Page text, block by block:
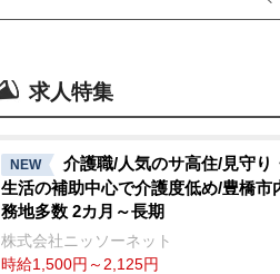
求人特集
NEW
介護職/人気のサ高住/見守り
生活の補助中心で介護度低め/豊橋市
務地多数 2カ月～長期
株式会社ニッソーネット
時給1,500円～2,125円